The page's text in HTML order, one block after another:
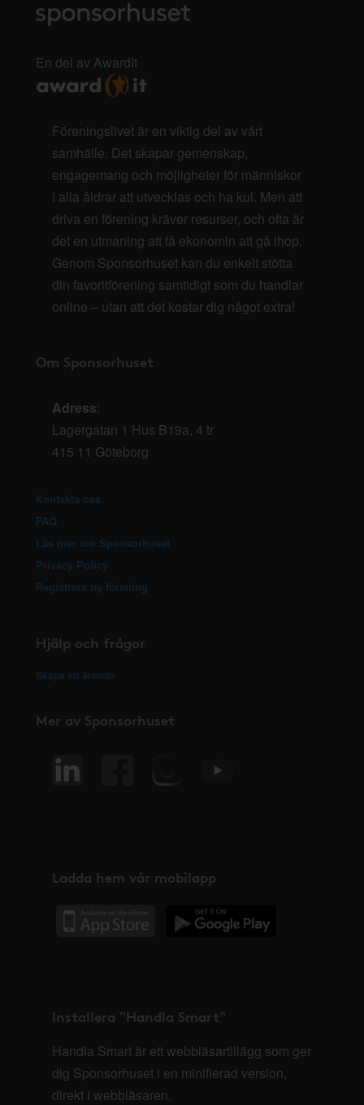
En del av AwardIt
Föreningslivet är en viktig del av vårt
samhälle. Det skapar gemenskap,
engagemang och möjligheter för människor
i alla åldrar att utvecklas och ha kul. Men att
driva en förening kräver resurser, och ofta är
det en utmaning att få ekonomin att gå ihop.
Genom Sponsorhuset kan du enkelt stötta
din favoritförening samtidigt som du handlar
online – utan att det kostar dig något extra!
Om Sponsorhuset
Adress:
Lagergatan 1 Hus B19a, 4 tr
415 11 Göteborg
Kontakta oss
FAQ
Läs mer om Sponsorhuset
Privacy Policy
Registrera ny förening
Hjälp och frågor
Skapa ett ärende
Mer av Sponsorhuset
Ladda hem vår mobilapp
Installera "Handla Smart"
Handla Smart är ett webbläsartillägg som ger
dig Sponsorhuset i en minifierad version,
direkt i webbläsaren.